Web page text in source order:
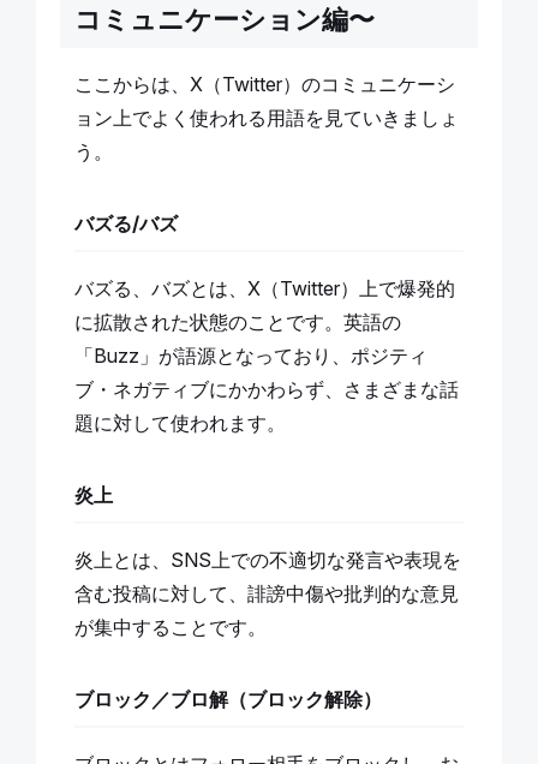
コミュニケーション編〜
ここからは、X（Twitter）のコミュニケーシ
ョン上でよく使われる用語を見ていきましょ
う。
バズる/バズ
バズる、バズとは、X（Twitter）上で爆発的
に拡散された状態のことです。英語の
「Buzz」が語源となっており、ポジティ
ブ・ネガティブにかかわらず、さまざまな話
題に対して使われます。
炎上
炎上とは、SNS上での不適切な発言や表現を
含む投稿に対して、誹謗中傷や批判的な意見
が集中することです。
ブロック／ブロ解（ブロック解除）